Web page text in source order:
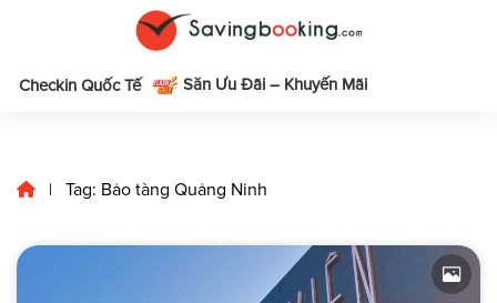
Checkin Quốc Tế Săn Ưu Đãi – Khuyến Mãi
| Tag: Bảo tàng Quảng Ninh